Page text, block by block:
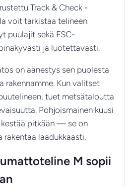
Track & Check -
voit tarkistaa telineen
puulajit sekä FSC-
ja luotettavasti.
on äänestys sen puolesta
rakennamme. Kun valitset
tuet metsätaloutta
Pohjoismainen kuusi
kestää pitkään — se on
rakentaa laadukkaasti.
M sopii